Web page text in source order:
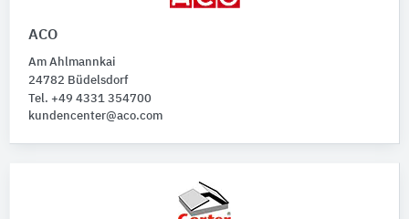
Schachtabdeckungen
Technische Bauteile
Bitte auswählen
ACO
Am Ahlmannkai
24782 Büdelsdorf
Tel. +49 4331 354700
kundencenter@aco.com